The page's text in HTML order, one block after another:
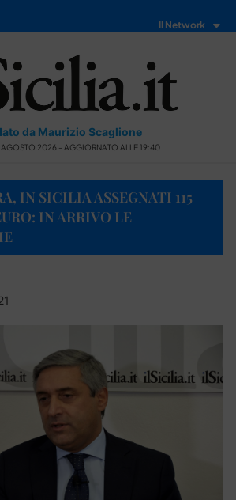
Il Network
da Maurizio Scaglione
2026 - AGGIORNATO ALLE 19:40
IN SICILIA ASSEGNATI 115
IN ARRIVO LE